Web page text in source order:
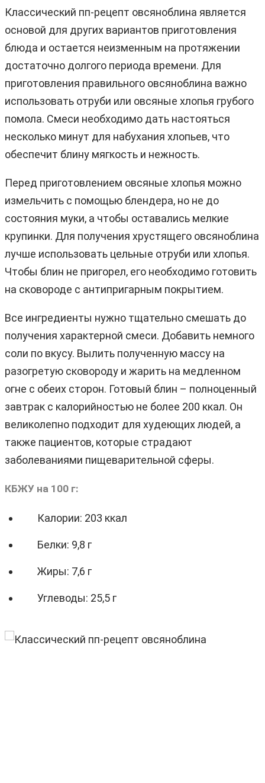
Классический пп-рецепт овсяноблина является
основой для других вариантов приготовления
блюда и остается неизменным на протяжении
достаточно долгого периода времени. Для
приготовления правильного овсяноблина важно
использовать отруби или овсяные хлопья грубого
помола. Смеси необходимо дать настояться
несколько минут для набухания хлопьев, что
обеспечит блину мягкость и нежность.
Перед приготовлением овсяные хлопья можно
измельчить с помощью блендера, но не до
состояния муки, а чтобы оставались мелкие
крупинки. Для получения хрустящего овсяноблина
лучше использовать цельные отруби или хлопья.
Чтобы блин не пригорел, его необходимо готовить
на сковороде с антипригарным покрытием.
Все ингредиенты нужно тщательно смешать до
получения характерной смеси. Добавить немного
соли по вкусу. Вылить полученную массу на
разогретую сковороду и жарить на медленном
огне с обеих сторон. Готовый блин – полноценный
завтрак с калорийностью не более 200 ккал. Он
великолепно подходит для худеющих людей, а
также пациентов, которые страдают
заболеваниями пищеварительной сферы.
КБЖУ на 100 г:
Калории: 203 ккал
Белки: 9,8 г
Жиры: 7,6 г
Углеводы: 25,5 г